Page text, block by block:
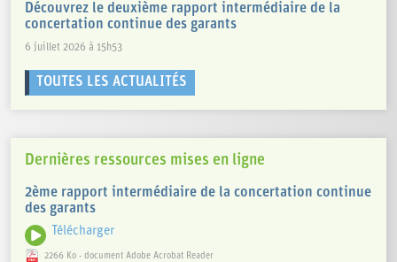
Découvrez le deuxième rapport intermédiaire de la
concertation continue des garants
6 juillet 2026 à 15h53
TOUTES LES ACTUALITÉS
Dernières ressources mises en ligne
2ème rapport intermédiaire de la concertation continue
des garants
Télécharger
2266 Ko - document Adobe Acrobat Reader